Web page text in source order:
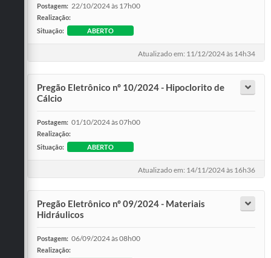
Postagem: 22/10/2024 às 17h00
Realização:
Situação:
ABERTO
Atualizado em: 11/12/2024 às 14h34
Pregão Eletrônico nº 10/2024 - Hipoclorito de
Cálcio
Postagem: 01/10/2024 às 07h00
Realização:
Situação:
ABERTO
Atualizado em: 14/11/2024 às 16h36
Pregão Eletrônico nº 09/2024 - Materiais
Hidráulicos
Postagem: 06/09/2024 às 08h00
Realização: